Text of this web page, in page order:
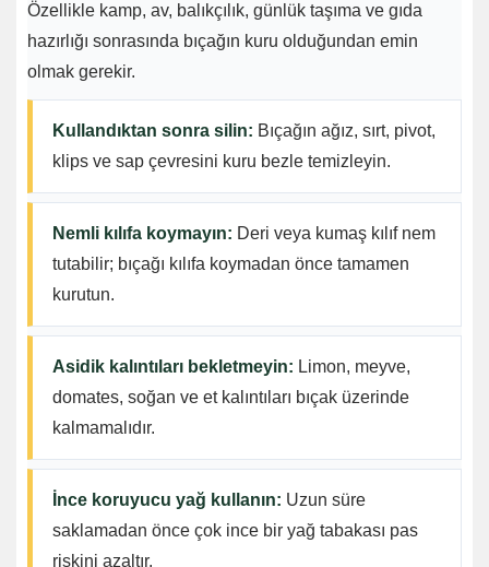
Özellikle kamp, av, balıkçılık, günlük taşıma ve gıda
hazırlığı sonrasında bıçağın kuru olduğundan emin
olmak gerekir.
Kullandıktan sonra silin: Bıçağın ağız, sırt, pivot,
klips ve sap çevresini kuru bezle temizleyin.
Nemli kılıfa koymayın: Deri veya kumaş kılıf nem
tutabilir; bıçağı kılıfa koymadan önce tamamen
kurutun.
Asidik kalıntıları bekletmeyin: Limon, meyve,
domates, soğan ve et kalıntıları bıçak üzerinde
kalmamalıdır.
İnce koruyucu yağ kullanın: Uzun süre
saklamadan önce çok ince bir yağ tabakası pas
riskini azaltır.